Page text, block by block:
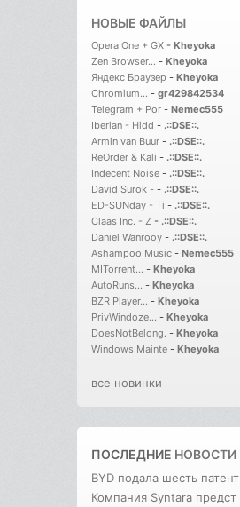
НОВЫЕ ФАЙЛЫ
Opera One + GX - Kheyoka
Zen Browser... - Kheyoka
Яндекс Браузер - Kheyoka
Chromium... - gr429842534
Telegram + Por - Nemec555
Iberian - Hidd - .::DSE::.
Armin van Buur - .::DSE::.
ReOrder & Kali - .::DSE::.
Indecent Noise - .::DSE::.
David Surok - - .::DSE::.
ED-SUNday - Ti - .::DSE::.
Claas Inc. - Z - .::DSE::.
Daniel Wanrooy - .::DSE::.
Ashampoo Music - Nemec555
MITorrent... - Kheyoka
AutoRuns... - Kheyoka
BZR Player... - Kheyoka
PrivWindoze... - Kheyoka
DoesNotBelong. - Kheyoka
Windows Mainte - Kheyoka
все новинки
ПОСЛЕДНИЕ НОВОСТИ
BYD подала шесть патент
Компания Syntara предст